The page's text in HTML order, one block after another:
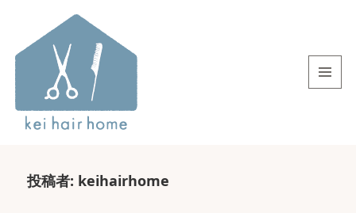
投稿者: keihairhome